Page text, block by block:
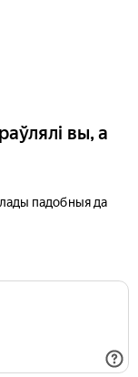
вы, а
падобныя да